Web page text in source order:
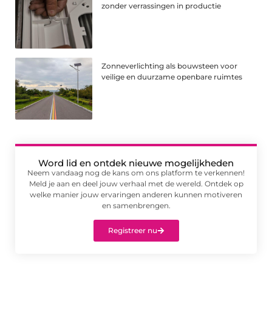
zonder verrassingen in productie
Zonneverlichting als bouwsteen voor
veilige en duurzame openbare ruimtes
Word lid en ontdek nieuwe mogelijkheden
Neem vandaag nog de kans om ons platform te verkennen!
Meld je aan en deel jouw verhaal met de wereld. Ontdek op
welke manier jouw ervaringen anderen kunnen motiveren
en samenbrengen.
Registreer nu